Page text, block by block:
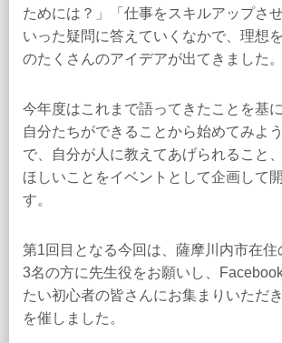
ためには？」「仕事をスキルアップさ
いった疑問に答えていくなかで、理想
のたくさんのアイデアが出てきました。
今年度はこれまで語ってきたことを基
自分たちができることから始めてみよ
で、自分が人に教えてあげられること
ほしいことをイベントとして企画して
す。
第1回目となる今回は、薩摩川内市在
3名の方に先生役をお願いし、
たい初心者の皆さんにお集まりいただ
を催しました。